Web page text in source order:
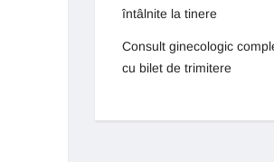
întâlnite la tinere
Consult ginecologic
cu bilet de trimitere